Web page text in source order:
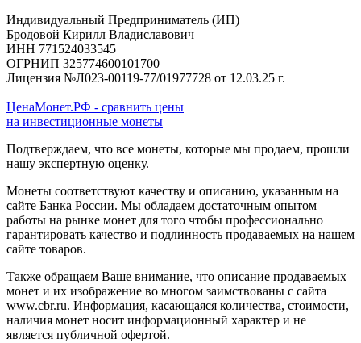
Индивидуальный Предприниматель (ИП)
Бродовой Кирилл Владиславович
ИНН 771524033545
ОГРНИП 325774600101700
Лицензия №Л023-00119-77/01977728 от 12.03.25 г.
ЦенаМонет.РФ - сравнить цены
на инвестиционные монеты
Подтверждаем, что все монеты, которые мы продаем, прошли
нашу экспертную оценку.
Монеты соответствуют качеству и описанию, указанным на
сайте Банка России. Мы обладаем достаточным опытом
работы на рынке монет для того чтобы профессионально
гарантировать качество и подлинность продаваемых на нашем
сайте товаров.
Также обращаем Ваше внимание, что описание продаваемых
монет и их изображение во многом заимствованы с сайта
www.cbr.ru. Информация, касающаяся количества, стоимости,
наличия монет носит информационный характер и не
является публичной офертой.